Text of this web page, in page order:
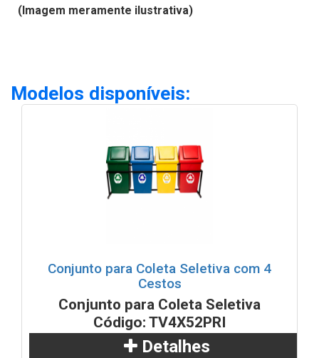
(Imagem meramente ilustrativa)
Modelos disponíveis:
Conjunto para Coleta Seletiva com 4
Cestos
Conjunto para Coleta Seletiva
Código: TV4X52PRI
Detalhes